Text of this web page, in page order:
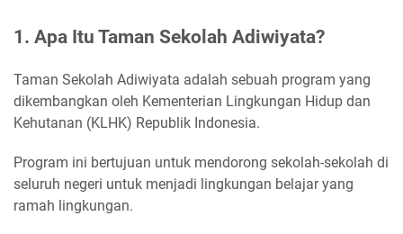
1. Apa Itu Taman Sekolah Adiwiyata?
Taman Sekolah Adiwiyata adalah sebuah program yang
dikembangkan oleh Kementerian Lingkungan Hidup dan
Kehutanan (KLHK) Republik Indonesia.
Program ini bertujuan untuk mendorong sekolah-sekolah di
seluruh negeri untuk menjadi lingkungan belajar yang
ramah lingkungan.